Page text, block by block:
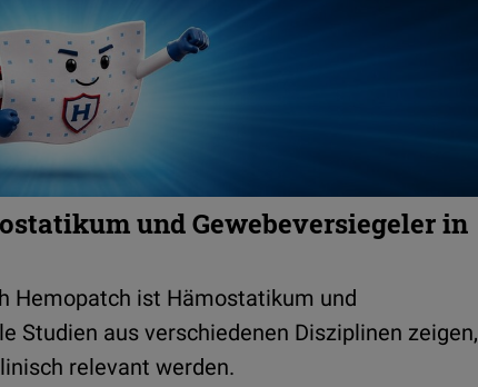
und Gewebeversiegeler in
Hemopatch ist Hämostatikum und
Studien aus verschiedenen Disziplinen zeigen,
relevant werden.